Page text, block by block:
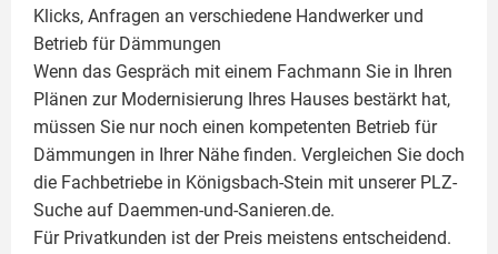
Klicks, Anfragen an verschiedene Handwerker und
Betrieb für Dämmungen
Wenn das Gespräch mit einem Fachmann Sie in Ihren
Plänen zur Modernisierung Ihres Hauses bestärkt hat,
müssen Sie nur noch einen kompetenten Betrieb für
Dämmungen in Ihrer Nähe finden. Vergleichen Sie doch
die Fachbetriebe in Königsbach-Stein mit unserer PLZ-
Suche auf Daemmen-und-Sanieren.de.
Für Privatkunden ist der Preis meistens entscheidend.